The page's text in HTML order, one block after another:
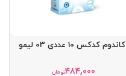
کاندوم کدکس 10 عددی 03 لیمو
تومان۴۸۴,۰۰۰